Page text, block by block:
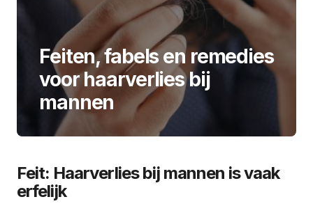
Feiten, fabels en remedies
voor haarverlies bij
mannen
Feit: Haarverlies bij mannen is vaak
erfelijk